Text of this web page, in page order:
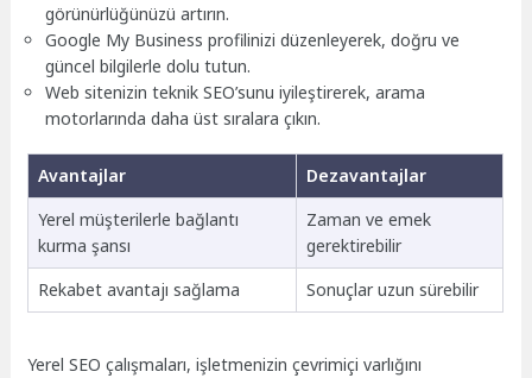
görünürlüğünüzü artırın.
Google My Business profilinizi düzenleyerek, doğru ve
güncel bilgilerle dolu tutun.
Web sitenizin teknik SEO’sunu iyileştirerek, arama
motorlarında daha üst sıralara çıkın.
Avantajlar
Dezavantajlar
Yerel müşterilerle bağlantı
kurma şansı
Zaman ve emek
gerektirebilir
Rekabet avantajı sağlama
Sonuçlar uzun sürebilir
Yerel SEO çalışmaları, işletmenizin çevrimiçi varlığını